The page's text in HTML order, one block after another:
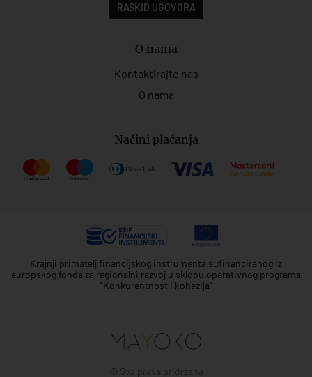
RASKID UGOVORA
O nama
Kontaktirajte nas
O nama
Načini plaćanja
Krajnji primatelj financijskog instrumenta sufinanciranog iz
europskog fonda za regionalni razvoj u sklopu operativnog programa
"Konkurentnost i kohezija"
© Sva prava pridržana